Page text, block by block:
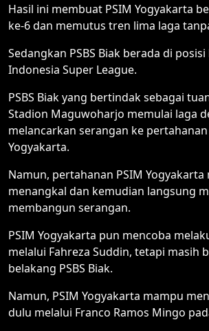
Hasil ini membuat PSIM Yogyakarta
ke-6 dan memutus tren lima laga
Sedangkan PSBS Biak berada di
Indonesia Super League.
PSBS Biak yang bertindak sebagai
Stadion Maguwoharjo memulai laga
melancarkan serangan ke pertahanan
Yogyakarta.
Namun, pertahanan PSIM
menangkal dan kemudian langsung
membangun serangan.
PSIM Yogyakarta pun mencoba
melalui Fahreza Suddin, tetapi masih
belakang PSBS Biak.
Namun, PSIM Yogyakarta mampu
dulu melalui Franco Ramos Mingo